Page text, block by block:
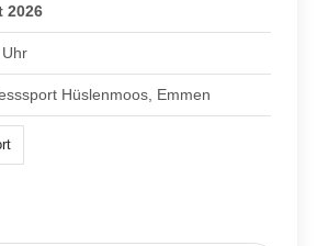
2026
Hüslenmoos, Emmen